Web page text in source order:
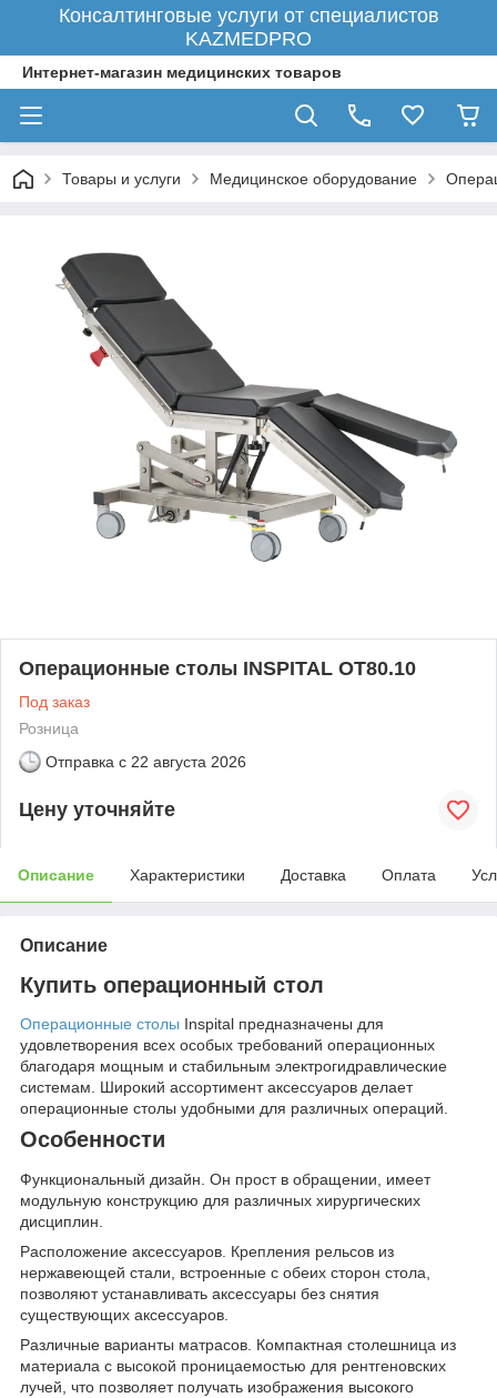
Консалтинговые услуги от специалистов
KAZMEDPRO
Интернет-магазин медицинских товаров
Товары и услуги Медицинское оборудование
Операционные столы INSPITAL OT80.10
Под заказ
Розница
Отправка с 22 августа 2026
Цену уточняйте
Описание Характеристики Доставка Оплата
Описание
Купить операционный стол
Операционные столы Inspital предназначены для
удовлетворения всех особых требований операционных
благодаря мощным и стабильным электрогидравлические
системам. Широкий ассортимент аксессуаров делает
операционные столы удобными для различных операций.
Особенности
Функциональный дизайн. Он прост в обращении, имеет
модульную конструкцию для различных хирургических
дисциплин.
Расположение аксессуаров. Крепления рельсов из
нержавеющей стали, встроенные с обеих сторон стола,
позволяют устанавливать аксессуары без снятия
существующих аксессуаров.
Различные варианты матрасов. Компактная столешница из
материала с высокой проницаемостью для рентгеновских
лучей, что позволяет получать изображения высокого